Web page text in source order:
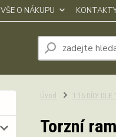
VŠE O NÁKUPU
Úvod 1:16 DÍLY DLE
Torzní